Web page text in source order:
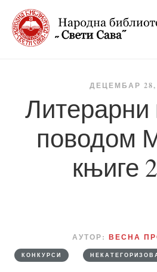
ДЕЦЕМБАР 28,
Литерарни
поводом
књиге
АУТОР: ВЕСНА
КОНКУРСИ